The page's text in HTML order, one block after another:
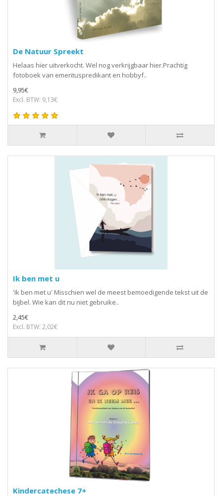
De Natuur Spreekt
Helaas hier uitverkocht. Wel nog verkrijgbaar hier.Prachtig
fotoboek van emerituspredikant en hobbyf..
9,95€
Excl. BTW: 9,13€
Ik ben met u
'Ik ben met u' Misschien wel de meest bemoedigende tekst uit de
bijbel. Wie kan dit nu niet gebruike..
2,45€
Excl. BTW: 2,02€
Kindercatechese 7+